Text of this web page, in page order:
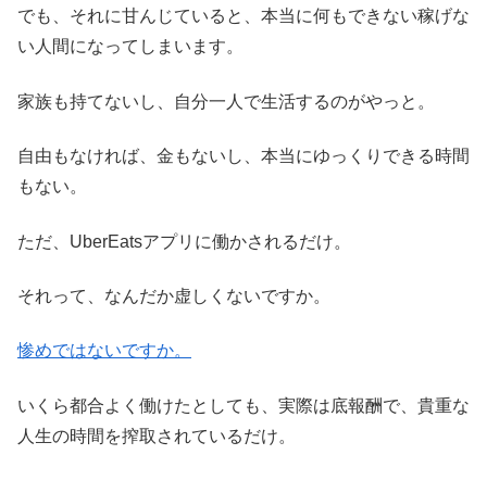
でも、それに甘んじていると、本当に何もできない稼げな
い人間になってしまいます。
家族も持てないし、自分一人で生活するのがやっと。
自由もなければ、金もないし、本当にゆっくりできる時間
もない。
ただ、UberEatsアプリに働かされるだけ。
それって、なんだか虚しくないですか。
惨めではないですか。
いくら都合よく働けたとしても、実際は底報酬で、貴重な
人生の時間を搾取されているだけ。